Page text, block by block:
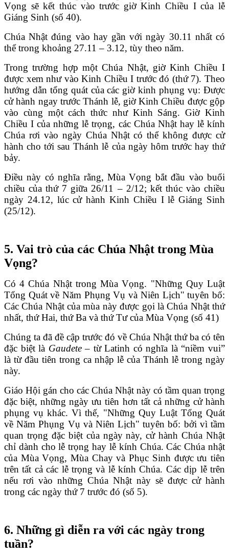
Vọng sẽ kết thúc vào trước giờ Kinh Chiều I của lễ
Giáng Sinh (số 40).
Chúa Nhật đúng vào hay gần với ngày 30.11 nhất có
thể trong khoảng 27.11 – 3.12, tùy theo năm.
Trong trường hợp một Chúa Nhật, giờ Kinh Chiều I
được xem như vào Kinh Chiều I trước đó (thứ 7). Theo
hướng dẫn tổng quát của các giờ kinh phụng vụ: Được
cử hành ngay trước Thánh lễ, giờ Kinh Chiều được gộp
vào cùng một cách thức như Kinh Sáng. Giờ Kinh
Chiều I của những lễ trọng, các Chúa Nhật hay lễ kính
Chúa rơi vào ngày Chúa Nhật có thể không được cử
hành cho tới sau Thánh lễ của ngày hôm trước hay thứ
bảy.
Điều này có nghĩa rằng, Mùa Vọng bắt đầu vào buổi
chiều của thứ 7 giữa 26/11 – 2/12; kết thúc vào chiều
ngày 24.12, lúc cử hành Kinh Chiều I lễ Giáng Sinh
(25/12).
5. Vai trò của các Chúa Nhật trong Mùa
Vọng?
Có 4 Chúa Nhật trong Mùa Vọng. "Những Quy Luật
Tổng Quát về Năm Phụng Vụ và Niên Lịch" tuyên bố:
Các Chúa Nhật của mùa này được gọi là Chúa Nhật thứ
nhất, thứ Hai, thứ Ba và thứ Tư của Mùa Vọng (số 41)
Chúng ta đã đề cập trước đó về Chúa Nhật thứ ba có tên
đặc biệt là Gaudete– từ Latinh có nghĩa là “niềm vui”
là từ đầu tiên trong ca nhập lễ của Thánh lễ trong ngày
này.
Giáo Hội gán cho các Chúa Nhật này có tầm quan trọng
đặc biệt, những ngày ưu tiên hơn tất cả những cử hành
phụng vụ khác. Vì thế, "Những Quy Luật Tổng Quát
về Năm Phụng Vụ và Niên Lịch" tuyên bố: bởi vì tầm
quan trọng đặc biệt của ngày này, cử hành Chúa Nhật
chỉ dành cho lễ trọng hay lễ kính Chúa. Các Chúa nhật
của Mùa Vọng, Mùa Chay và Phục Sinh được ưu tiên
trên tất cả các lễ trọng và lễ kính Chúa. Các dịp lễ trên
nếu rơi vào những Chúa Nhật này sẽ được cử hành
trong các ngày thứ 7 trước đó (số 5).
6. Những gì diễn ra với các ngày trong
tuần?